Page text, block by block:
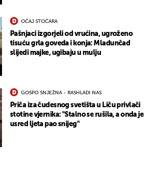
OČAJ STOČARA
Pašnjaci izgorjeli od vrućina, ugroženo
tisuću grla goveda i konja: Mladunčad
slijedi majke, ugibaju u mulju
GOSPO SNJEŽNA - RASHLADI NAS
Priča iza čudesnog svetišta u Liču privlači
stotine vjernika: "Stalno se rušila, a onda je
usred ljeta pao snijeg"